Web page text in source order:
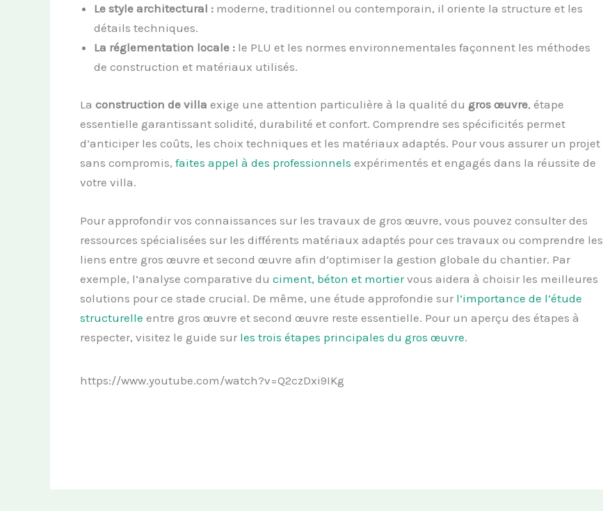
Le style architectural :moderne, traditionnel ou contemporain, il oriente la structure et les
détails techniques.
La réglementation locale :le PLU et les normes environnementales façonnent les méthodes
de construction et matériaux utilisés.
La construction de villa exige une attention particulière à la qualité du gros œuvre, étape
essentielle garantissant solidité, durabilité et confort. Comprendre ses spécificités permet
d’anticiper les coûts, les choix techniques et les matériaux adaptés. Pour vous assurer un projet
sans compromis, faites appel à des professionnels expérimentés et engagés dans la réussite de
votre villa.
Pour approfondir vos connaissances sur les travaux de gros œuvre, vous pouvez consulter des
ressources spécialisées sur les différents matériaux adaptés pour ces travaux ou comprendre les
liens entre gros œuvre et second œuvre afin d’optimiser la gestion globale du chantier. Par
exemple, l’analyse comparative du ciment, béton et mortiervous aidera à choisir les meilleures
solutions pour ce stade crucial. De même, une étude approfondie sur l’importance de l’étude
structurelle entre gros œuvre et second œuvre reste essentielle. Pour un aperçu des étapes à
respecter, visitez le guide sur les trois étapes principales du gros œuvre.
https://www.youtube.com/watch?v=Q2czDxi9IKg